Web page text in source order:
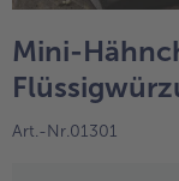
alle
alleHigh
Mini-
Art.-Nr.01301